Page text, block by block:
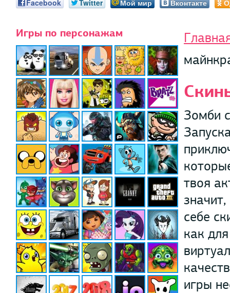
Facebook Twitter Мой мир Вконтакте
Игры по персонажам
Зомби
твоя
себе
как
игры